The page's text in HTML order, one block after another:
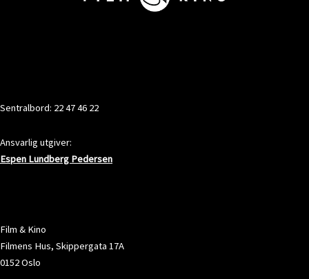
Sentralbord: 22 47 46 22
Ansvarlig utgiver:
Espen Lundberg Pedersen
Film & Kino
Filmens Hus, Skippergata 17A
0152 Oslo